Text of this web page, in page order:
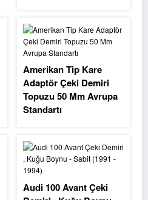
Amerikan Tip Kare
Adaptör Çeki Demiri
Topuzu 50 Mm Avrupa
Standartı
Audi 100 Avant Çeki